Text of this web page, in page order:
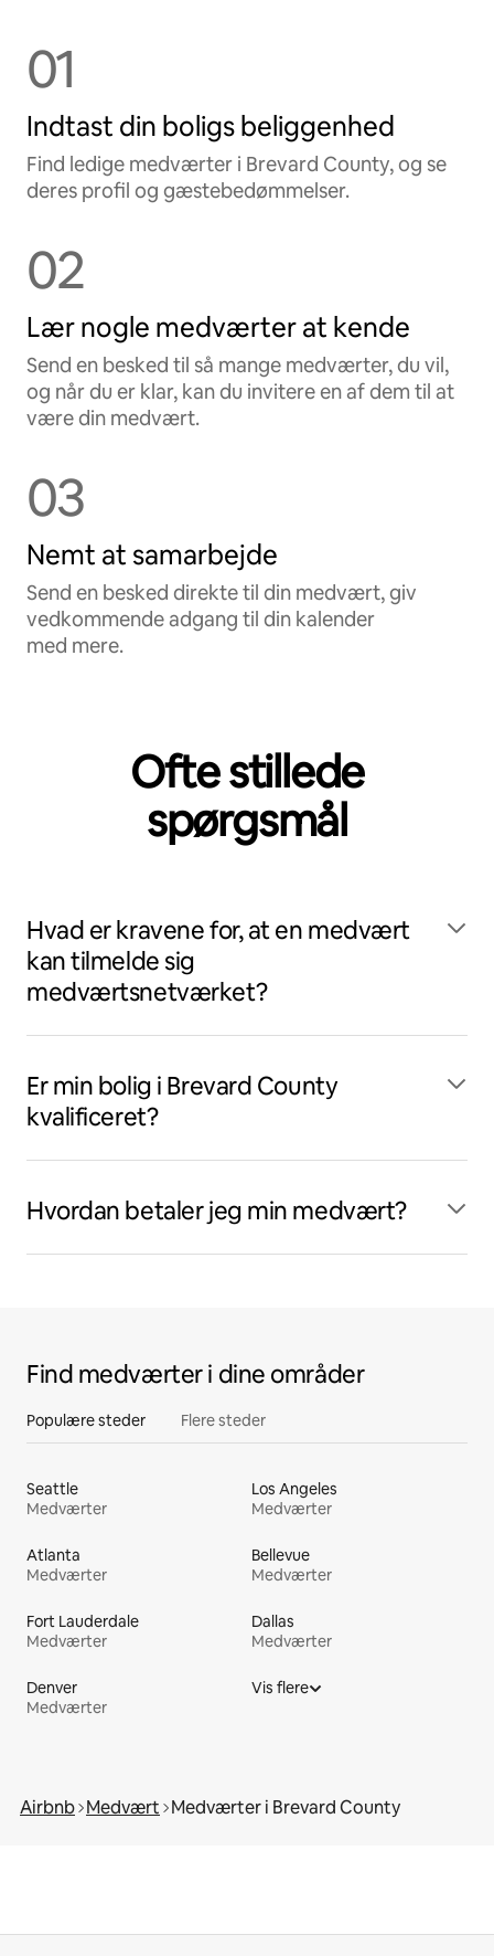
01
Indtast din boligs beliggenhed
Find ledige medværter i Brevard County, og se
deres profil og gæstebedømmelser.
02
Lær nogle medværter at kende
Send en besked til så mange medværter, du vil,
og når du er klar, kan du invitere en af dem til at
være din medvært.
03
Nemt at samarbejde
Send en besked direkte til din medvært, giv
vedkommende adgang til din kalender
med mere.
Ofte stillede
spørgsmål
Hvad er kravene for, at en medvært
kan tilmelde sig
medværtsnetværket?
Er min bolig i Brevard County
kvalificeret?
Hvordan betaler jeg min medvært?
Find medværter i dine områder
Populære steder Flere steder
Seattle
Medværter
Los Angeles
Medværter
Atlanta
Medværter
Bellevue
Medværter
Fort Lauderdale
Medværter
Dallas
Medværter
Denver
Medværter
Vis flere
Airbnb Medvært Medværter i Brevard County